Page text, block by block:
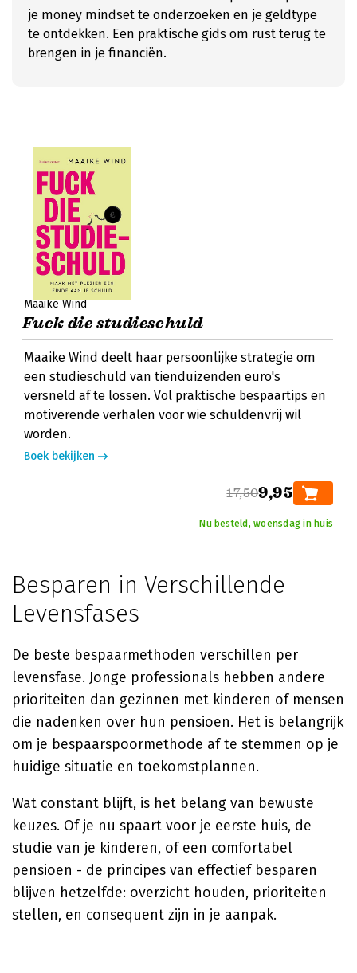
je money mindset te onderzoeken en je geldtype
te ontdekken. Een praktische gids om rust terug te
brengen in je financiën.
Maaike Wind
Fuck die studieschuld
Maaike Wind deelt haar persoonlijke strategie om
een studieschuld van tienduizenden euro's
versneld af te lossen. Vol praktische bespaartips en
motiverende verhalen voor wie schuldenvrij wil
worden.
Boek bekijken
17,509,95
Nu besteld, woensdag in huis
Besparen in Verschillende
Levensfases
De beste bespaarmethoden verschillen per
levensfase. Jonge professionals hebben andere
prioriteiten dan gezinnen met kinderen of mensen
die nadenken over hun pensioen. Het is belangrijk
om je bespaarspoormethode af te stemmen op je
huidige situatie en toekomstplannen.
Wat constant blijft, is het belang van bewuste
keuzes. Of je nu spaart voor je eerste huis, de
studie van je kinderen, of een comfortabel
pensioen - de principes van effectief besparen
blijven hetzelfde: overzicht houden, prioriteiten
stellen, en consequent zijn in je aanpak.